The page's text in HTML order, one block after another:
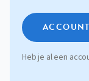
Heb je al een